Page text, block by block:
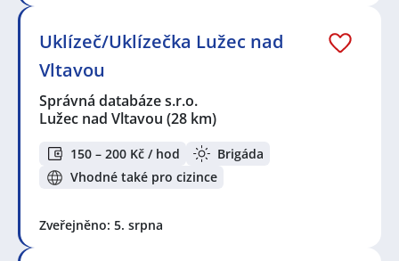
Uklízeč/Uklízečka Lužec nad
Vltavou
Správná databáze s.r.o.
Lužec nad Vltavou (28 km)
150 – 200 Kč / hod
Brigáda
Vhodné také pro cizince
Zveřejněno: 5. srpna